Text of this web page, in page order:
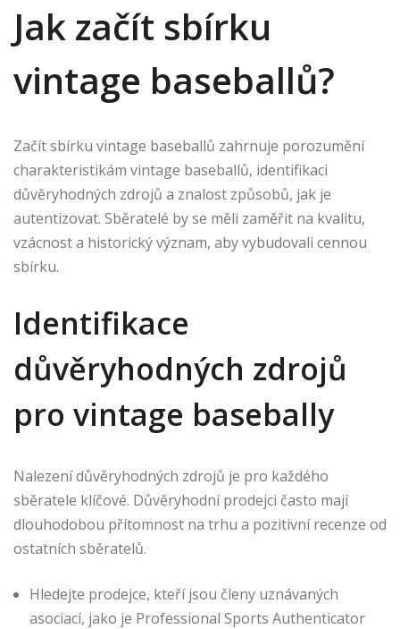
Jak začít sbírku
vintage baseballů?
Začít sbírku vintage baseballů zahrnuje porozumění
charakteristikám vintage baseballů, identifikaci
důvěryhodných zdrojů a znalost způsobů, jak je
autentizovat. Sběratelé by se měli zaměřit na kvalitu,
vzácnost a historický význam, aby vybudovali cennou
sbírku.
Identifikace
důvěryhodných zdrojů
pro vintage basebally
Nalezení důvěryhodných zdrojů je pro každého
sběratele klíčové. Důvěryhodní prodejci často mají
dlouhodobou přítomnost na trhu a pozitivní recenze od
ostatních sběratelů.
Hledejte prodejce, kteří jsou členy uznávaných
asociací, jako je Professional Sports Authenticator